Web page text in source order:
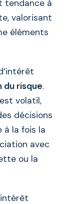
tendance à
valorisant
éléments
risque.
volatil,
décisions
à la fois la
avec
ou la